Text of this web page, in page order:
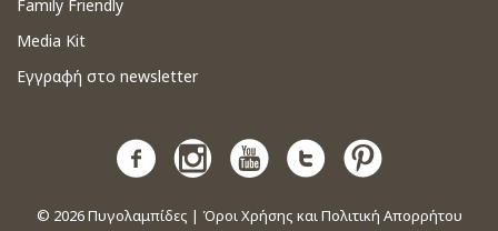
Family Friendly
Media Kit
Εγγραφή στο newsletter
© 2026Πυγολαμπίδες | Όροι Χρήσης και Πολιτική Απορρήτου